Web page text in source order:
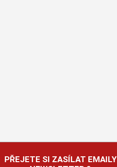
PŘEJETE SI ZASÍLAT EMAILY